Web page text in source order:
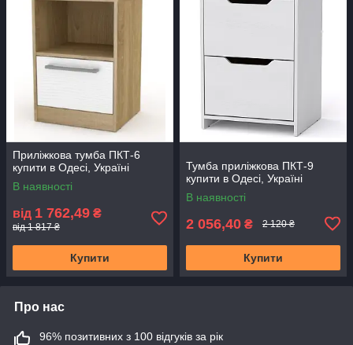
Приліжкова тумба ПКТ-6
купити в Одесі, Україні
В наявності
від 1 762,49 ₴
від 1 817 ₴
Купити
Тумба приліжкова ПКТ-9
купити в Одесі, Україні
В наявності
2 056,40 ₴ 2 120 ₴
Купити
Про нас
96% позитивних з 100 відгуків за рік